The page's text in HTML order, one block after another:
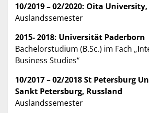
10/2019 – 02/2020: Oita
Auslandssemester
2015- 2018: Universität Paderborn
Bachelorstudium (B.Sc.) im Fach
Business Studies“
10/2017 – 02/2018 St Petersburg
Sankt Petersburg, Russland
Auslandssemester